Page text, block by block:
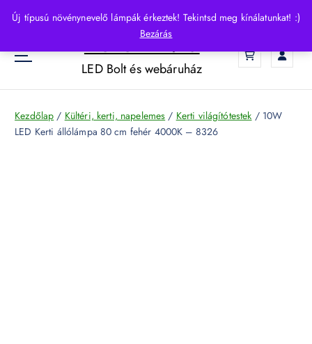
Új típusú növénynevelő lámpák érkeztek! Tekintsd meg kínálatunkat! :)
Bezárás
p
o
HelloLED.hu
LED Bolt és webáruház
Kezdőlap / Kültéri, kerti, napelemes / Kerti világítótestek / 10W
LED Kerti állólámpa 80 cm fehér 4000K – 8326